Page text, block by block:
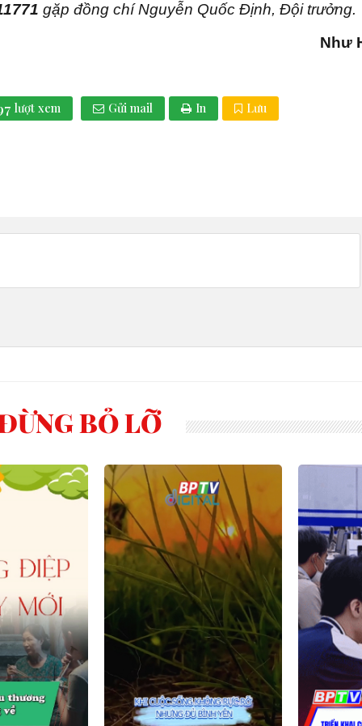
gặp đồng chí Nguyễn Quốc Định, Đội trưởng.
Như
lượt xem Gửi mail In Lưu
BỎ LỠ